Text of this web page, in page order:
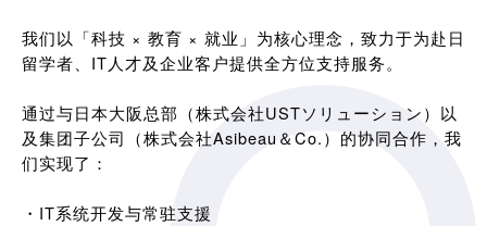
我们以「科技 × 教育 × 就业」为核心理念，致力于为赴日
留学者、IT人才及企业客户提供全方位支持服务。
通过与日本大阪总部（株式会社USTソリューション）以
及集团子公司（株式会社Asibeau＆Co.）的协同合作，我
们实现了：
・IT系统开发与常驻支援